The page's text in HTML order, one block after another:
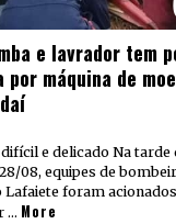
e lavrador tem
por máquina de
e delicado Na tarde
08, equipes de
Lafaiete foram
… More